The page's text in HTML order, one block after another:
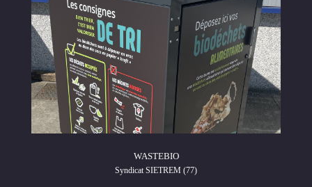
WASTEBIO
Syndicat SIETREM (77)